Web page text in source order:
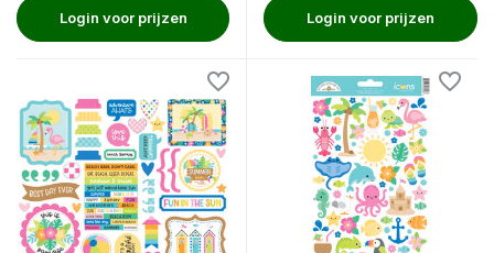
Login voor prijzen Login voor prijzen